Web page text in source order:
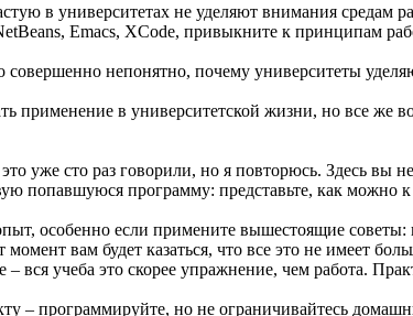
в университетах не уделяют внимания средам
Emacs, XCode, привыкните к принципам
совершенно непонятно, почему университеты
применение в университетской жизни, но все же
уже сто раз говорили, но я повторюсь. Здесь вы
попавшуюся программу: представьте, как можно
особенно если примените вышестоящие советы:
вам будет казаться, что все это не имеет
вся учеба это скорее упражнение, чем работа.
– программируйте, но не ограничивайтесь